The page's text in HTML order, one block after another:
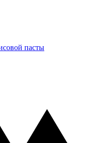
пасты